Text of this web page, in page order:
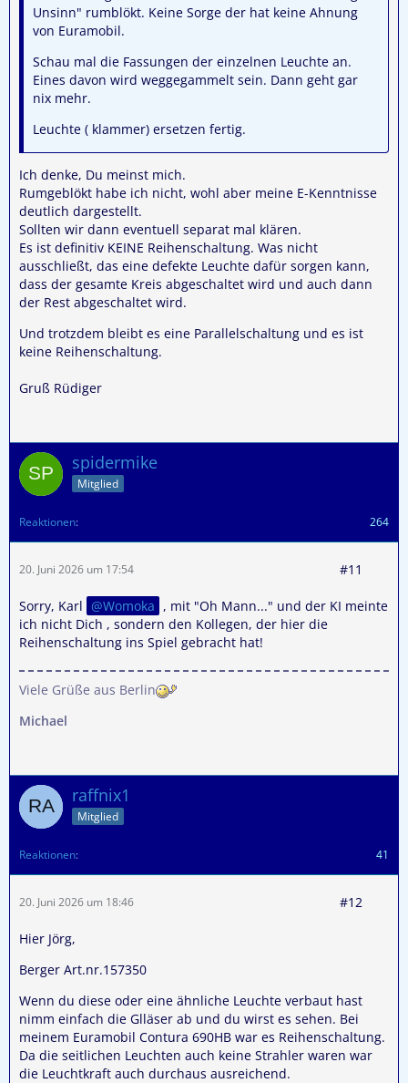
Unsinn" rumblökt. Keine Sorge der hat keine Ahnung
von Euramobil.
Schau mal die Fassungen der einzelnen Leuchte an.
Eines davon wird weggegammelt sein. Dann geht gar
nix mehr.
Leuchte ( klammer) ersetzen fertig.
Ich denke, Du meinst mich.
Rumgeblökt habe ich nicht, wohl aber meine E-Kenntnisse
deutlich dargestellt.
Sollten wir dann eventuell separat mal klären.
Es ist definitiv KEINE Reihenschaltung. Was nicht
ausschließt, das eine defekte Leuchte dafür sorgen kann,
dass der gesamte Kreis abgeschaltet wird und auch dann
der Rest abgeschaltet wird.
Und trotzdem bleibt es eine Parallelschaltung und es ist
keine Reihenschaltung.
Gruß Rüdiger
spidermike
Mitglied
Reaktionen 264
20. Juni 2026 um 17:54 #11
Sorry, Karl Womoka , mit "Oh Mann..." und der KI meinte
ich nicht Dich , sondern den Kollegen, der hier die
Reihenschaltung ins Spiel gebracht hat!
Viele Grüße aus Berlin
Michael
raffnix1
Mitglied
Reaktionen 41
20. Juni 2026 um 18:46 #12
Hier Jörg,
Berger Art.nr.157350
Wenn du diese oder eine ähnliche Leuchte verbaut hast
nimm einfach die Glläser ab und du wirst es sehen. Bei
meinem Euramobil Contura 690HB war es Reihenschaltung.
Da die seitlichen Leuchten auch keine Strahler waren war
die Leuchtkraft auch durchaus ausreichend.